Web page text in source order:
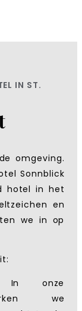
IN ST.
omgeving.
Sonnblick
hotel in het
en
we in op
onze
we